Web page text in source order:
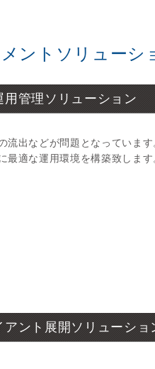
ントソリューシ
用管理ソリューション
出などが問題となっています
適な運用環境を構築致します
アント展開ソリューショ